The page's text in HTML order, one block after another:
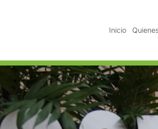
Inicio